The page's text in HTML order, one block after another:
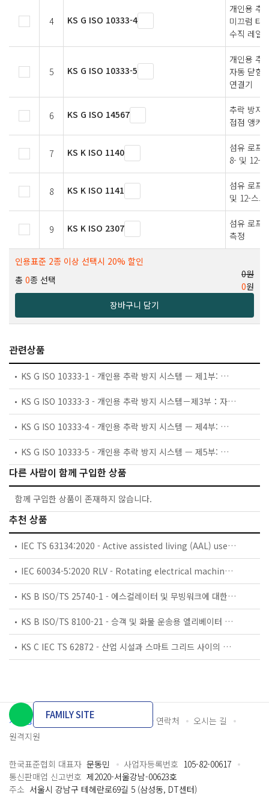
4 KS G ISO 10333-4
개인용 추
미끄럼 타
수직 레일
5 KS G ISO 10333-5
개인용 추
자동 닫힘
연결기
6 KS G ISO 14567
추락 방지
접점 앵커
7 KS K ISO 1140
섬유 로프
8- 및 12-
8 KS K ISO 1141
섬유 로프
및 12-스
9 KS K ISO 2307
섬유 로프
측정
인용표준 2종 이상 선택시 20% 할인
총 0종 선택
0원
0원
장바구니 담기
관련상품
KS G ISO 10333-1 - 개인용 추락 방지 시스템 — 제1부: 전신 안전대
KS G ISO 10333-3 - 개인용 추락 방지 시스템－제3부：자체 감김 구명줄
KS G ISO 10333-4 - 개인용 추락 방지 시스템 — 제4부: 미끄럼 타입 추락 방지 장치와 연결된 수직 레일 및 수직 구명줄
KS G ISO 10333-5 - 개인용 추락 방지 시스템 — 제5부: 자동 닫힘과 자동 잠금 게이트가 있는 연결기
다른 사람이 함께 구입한 상품
함께 구입한 상품이 존재하지 않습니다.
추천 상품
IEC TS 63134:2020 - Active assisted living (AAL) use cases
IEC 60034-5:2020 RLV - Rotating electrical machines - Part 5: Degrees of protection provided by the integral design of rotating electrical machines (IP code) - Classification
KS B ISO/TS 25740-1 - 에스컬레이터 및 무빙워크에 대한 안전요건 — 제1부: 세계공통 필수 안전요건(GESRs)
KS B ISO/TS 8100-21 - 승객 및 화물 운송용 엘리베이터 —제21부: 세계공통 필수안전요건(GESRs)을 충족하는 세계공통 안전 파라미터(GSPs)
KS C IEC TS 62872 - 산업 시설과 스마트 그리드 사이의 산업 공정 측정, 제어 및 자동화 시스템 인터페이스
개인정보처리방침 이용약관 담당자 연락처
오시는 길
원격지원
FAMILY SITE
한국표준협회 대표자 문동민 사업자등록번호 105-82-00617
통신판매업 신고번호 제2020-서울강남-00623호
주소 서울시 강남구 테헤란로69길 5 (삼성동, DT센터)